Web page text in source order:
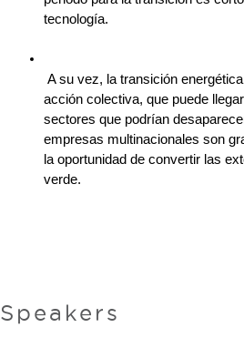
tecnología.
A su vez, la transición
acción colectiva, que puede
sectores que podrían
empresas multinacionales son
la oportunidad de convertir las
verde.
Speakers